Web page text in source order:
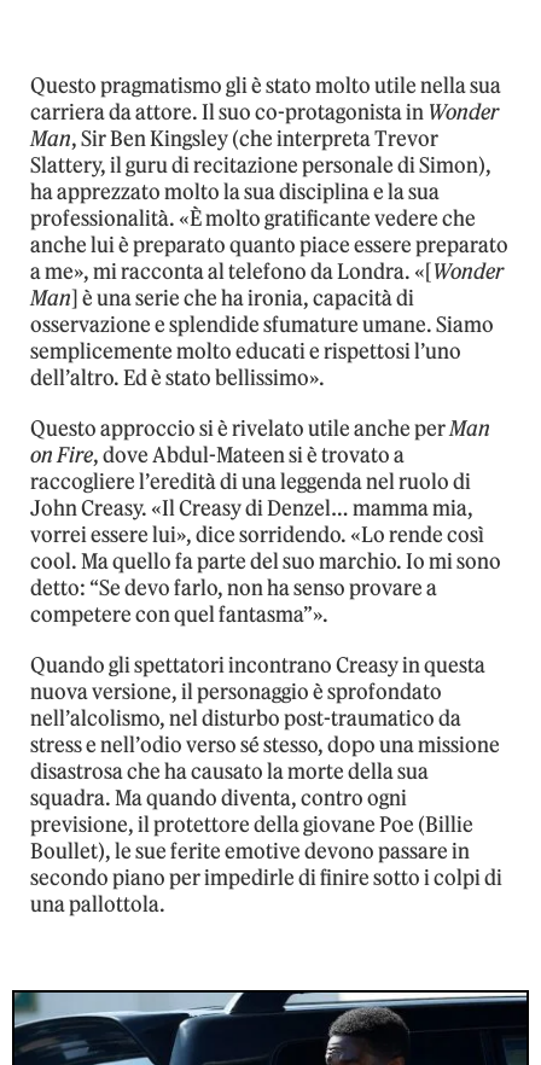
Questo pragmatismo gli è stato molto utile nella sua
carriera da attore. Il suo co-protagonista in Wonder
Man, Sir Ben Kingsley (che interpreta Trevor
Slattery, il guru di recitazione personale di Simon),
ha apprezzato molto la sua disciplina e la sua
professionalità. «È molto gratificante vedere che
anche lui è preparato quanto piace essere preparato
a me», mi racconta al telefono da Londra. «[Wonder
Man] è una serie che ha ironia, capacità di
osservazione e splendide sfumature umane. Siamo
semplicemente molto educati e rispettosi l’uno
dell’altro. Ed è stato bellissimo».
Questo approccio si è rivelato utile anche perMan
on Fire, dove Abdul-Mateen si è trovato a
raccogliere l’eredità di una leggenda nel ruolo di
John Creasy. «Il Creasy di Denzel… mamma mia,
vorrei essere lui», dice sorridendo. «Lo rende così
cool. Ma quello fa parte del suo marchio. Io mi sono
detto: “Se devo farlo, non ha senso provare a
competere con quel fantasma”».
Quando gli spettatori incontrano Creasy in questa
nuova versione, il personaggio è sprofondato
nell’alcolismo, nel disturbo post-traumatico da
stress e nell’odio verso sé stesso, dopo una missione
disastrosa che ha causato la morte della sua
squadra. Ma quando diventa, contro ogni
previsione, il protettore della giovane Poe (Billie
Boullet), le sue ferite emotive devono passare in
secondo piano per impedirle di finire sotto i colpi di
una pallottola.